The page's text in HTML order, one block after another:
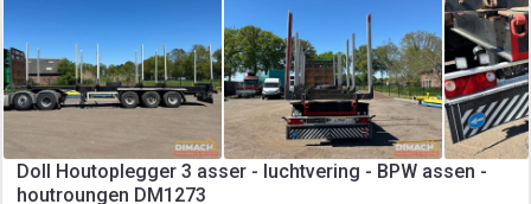
Doll Houtoplegger 3 asser - luchtvering - BPW assen -
houtroungen DM1273